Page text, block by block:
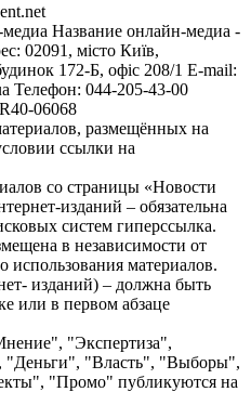
Название онлайн-медиа -
02091, місто Київ,
172-Б, офіс 208/1 E-mail:
Телефон: 044-205-43-00
06068
размещённых на
ссылки на
со страницы «Новости
изданий – обязательна
систем гиперссылка.
в независимости от
использования материалов.
изданий) – должна быть
или в первом абзаце
"Экспертиза",
"Деньги", "Власть", "Выборы",
"Промо" публикуются на